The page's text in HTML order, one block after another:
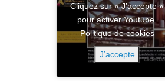
Cliquez sur « J’accepte »
pour activer Youtube
Politique de cookies
J’accepte